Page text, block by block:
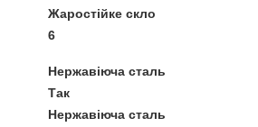
Жаростійке скло
6
Нержавіюча сталь
Так
Нержавіюча сталь